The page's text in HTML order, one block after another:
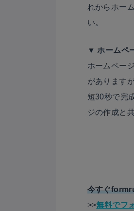
れからホー
い。
▼ ホームペ
ホームペー
があります
短30秒で完
ジの作成と
今すぐ
>>無料でフ